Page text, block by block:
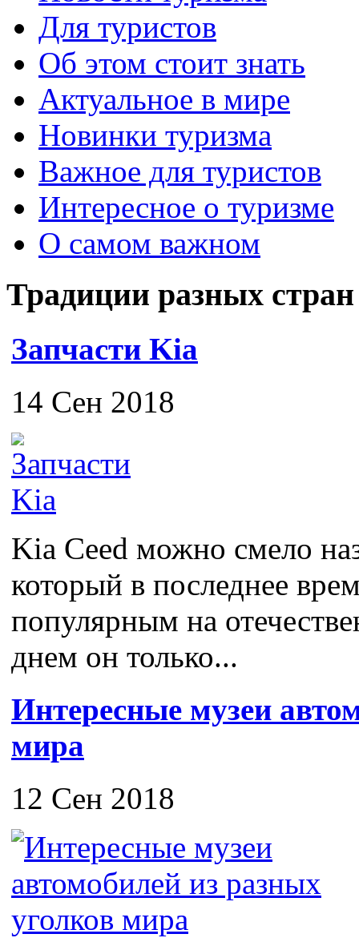
Для туристов
Об этом стоит знать
Актуальное в мире
Новинки туризма
Важное для туристов
Интересное о туризме
О самом важном
Традиции разных стран
Запчасти Kia
14 Сен 2018
Kia Ceed можно смело
который в последнее
популярным на
днем он только...
Интересные музеи
мира
12 Сен 2018